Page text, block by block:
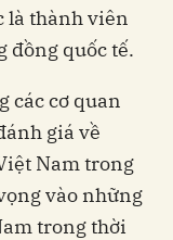
là thành viên
đồng quốc tế.
các cơ quan
giá về
Nam trong
vào những
trong thời